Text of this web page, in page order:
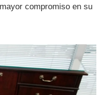
compromiso en su